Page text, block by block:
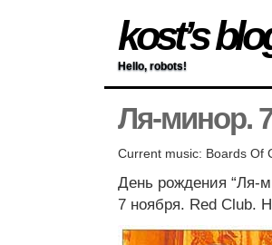
kost’s
Hello, robots!
Ля-минор.
Current music: Boards Of
День рождения “Ля-
7 ноября. Red Club.